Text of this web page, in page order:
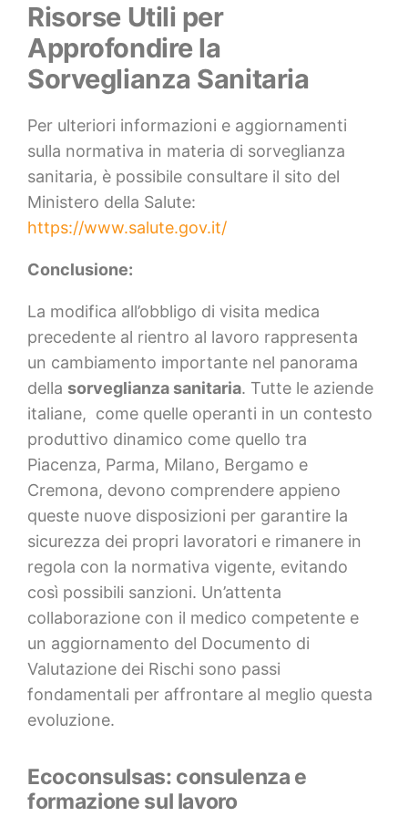
Risorse Utili per
Approfondire la
Sorveglianza Sanitaria
Per ulteriori informazioni e aggiornamenti
sulla normativa in materia di sorveglianza
sanitaria, è possibile consultare il sito del
Ministero della Salute:
https://www.salute.gov.it/
Conclusione:
La modifica all’obbligo di visita medica
precedente al rientro al lavoro rappresenta
un cambiamento importante nel panorama
della sorveglianza sanitaria. Tutte le aziende
italiane, come quelle operanti in un contesto
produttivo dinamico come quello tra
Piacenza, Parma, Milano, Bergamo e
Cremona, devono comprendere appieno
queste nuove disposizioni per garantire la
sicurezza dei propri lavoratori e rimanere in
regola con la normativa vigente, evitando
così possibili sanzioni. Un’attenta
collaborazione con il medico competente e
un aggiornamento del Documento di
Valutazione dei Rischi sono passi
fondamentali per affrontare al meglio questa
evoluzione.
Ecoconsulsas: consulenza e
formazione sul lavoro